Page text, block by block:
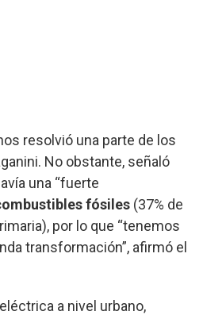
resolvió una parte de los
No obstante, señaló
una “fuerte
fósiles (37% de
por lo que “tenemos
transformación”, afirmó el
a nivel urbano,